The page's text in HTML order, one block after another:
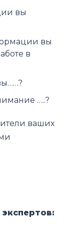
вы
вы
в
…..?
ваших